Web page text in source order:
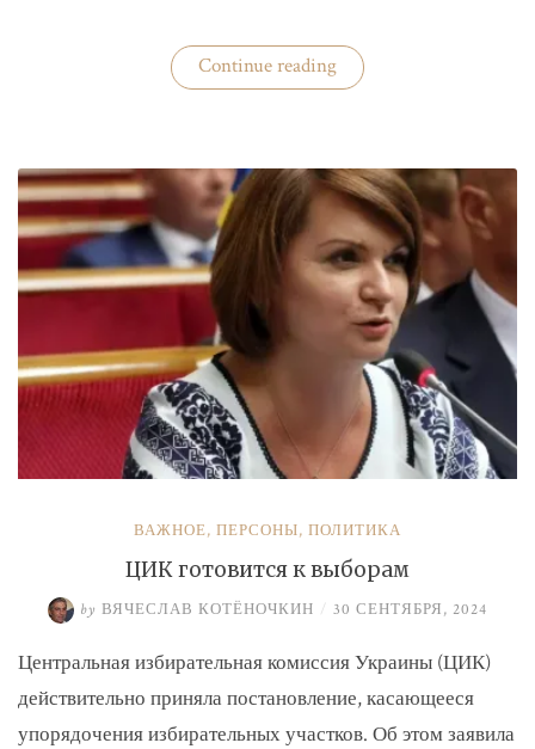
Continue reading«Анализ
визита
США»
ВАЖНОЕ, ПЕРСОНЫ, ПОЛИТИКА
ЦИК готовится к выборам
by ВЯЧЕСЛАВ КОТЁНОЧКИН / 30 СЕНТЯБРЯ, 2024
Центральная избирательная комиссия Украины (ЦИК)
действительно приняла постановление, касающееся
упорядочения избирательных участков. Об этом заявила